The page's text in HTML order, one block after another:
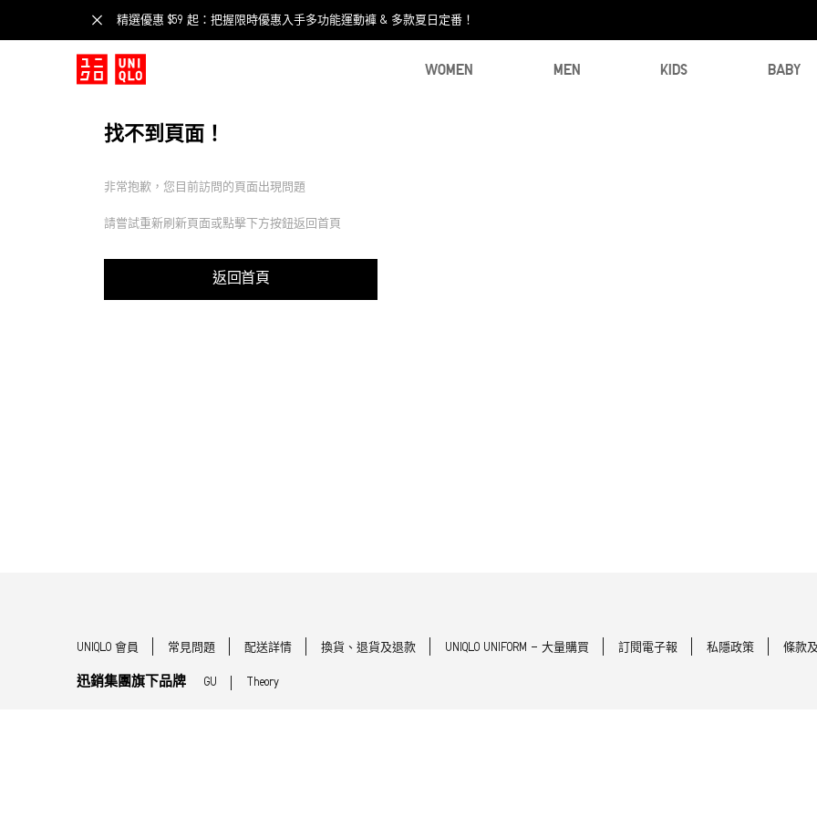
精選優惠 $59 起：把握限時優惠入手多功能運動褲 & 多款夏日定番！​
WOMEN MEN KIDS BABY
找不到頁面！
非常抱歉，您目前訪問的頁面出現問題
請嘗試重新刷新頁面或點擊下方按鈕返回首頁
返回首頁
UNIQLO 會員 常見問題 配送詳情 換貨、退貨及退款 UNIQLO UNIFORM - 大量購買 訂閱電子報 私隱政策 條款
迅銷集團旗下品牌 GU Theory